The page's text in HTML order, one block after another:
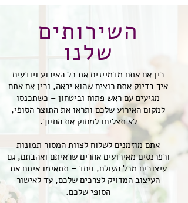
השירותים
שלנו
בין אם אתם מדמיינים את כל האירוע ויודעים
איך בדיוק אתם רוצים שהוא יראה, ובין אם אתם
מגיעים עם ראש פתוח וביטחון – כשתכנסו
למקום האירוע שלכם ותראו את התוצר הסופי,
לא תצליחו למחוק את החיוך.
אתם מוזמנים לשלוח לצוות המסור תמונות
ורפרנסים מאירועים אחרים שראיתם ואהבתם, גם
עיצובים מכל העולם, ויחד – תתאימו איתם את
העיצוב המדויק לצרכים שלכם, עד לאישור
הסופי שלכם.